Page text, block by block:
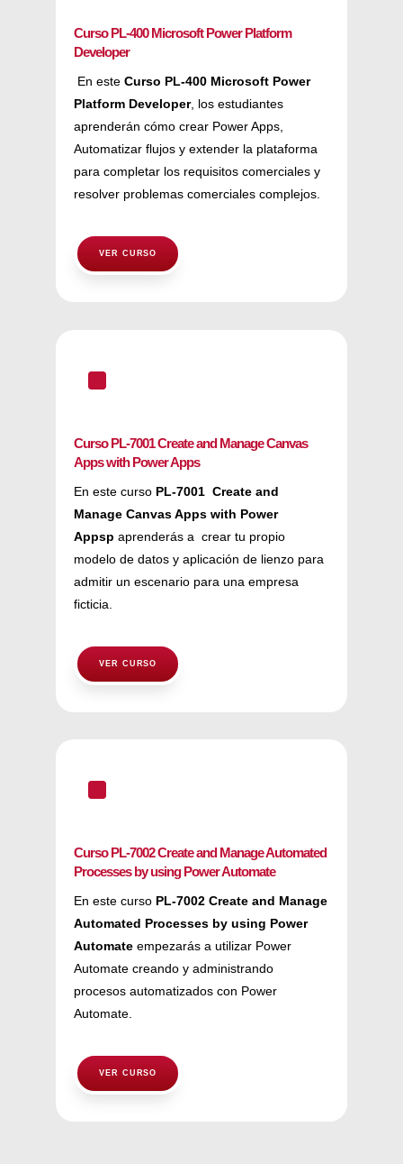
Curso PL-400 Microsoft Power Platform
Developer
En esteCurso PL-400 Microsoft Power
Platform Developer, los estudiantes
aprenderán cómo crear Power Apps,
Automatizar flujos y extender la plataforma
para completar los requisitos comerciales y
resolver problemas comerciales complejos.
VER CURSO
^
Curso PL-7001 Create and Manage Canvas
Apps with Power Apps
En este curso PL-7001 Create and
Manage Canvas Apps with Power
Appsp aprenderás a crear tu propio
modelo de datos y aplicación de lienzo para
admitir un escenario para una empresa
ficticia.
VER CURSO
^
Curso PL-7002 Create and Manage Automated
Processes by using Power Automate
En este curso PL-7002 Create and Manage
Automated Processes by using Power
Automate empezarás a utilizar Power
Automate creando y administrando
procesos automatizados con Power
Automate.
VER CURSO